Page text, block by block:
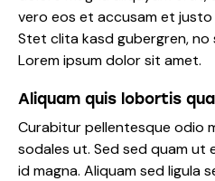
vero eos et accusam et
Stet clita kasd gubergren,
Lorem ipsum dolor sit amet.
Aliquam quis lobortis
Curabitur pellentesque odio
sodales ut. Sed sed quam ut
id magna. Aliquam sed ligula